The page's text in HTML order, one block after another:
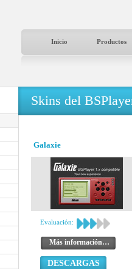
Inicio Productos
Skins del
Galaxie
Evaluación:
Más información…
DESCARGAS